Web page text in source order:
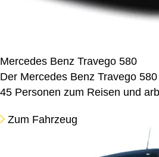
Mercedes Benz Travego 580
Der Mercedes Benz Travego
45 Personen zum Reisen und
Zum Fahrzeug